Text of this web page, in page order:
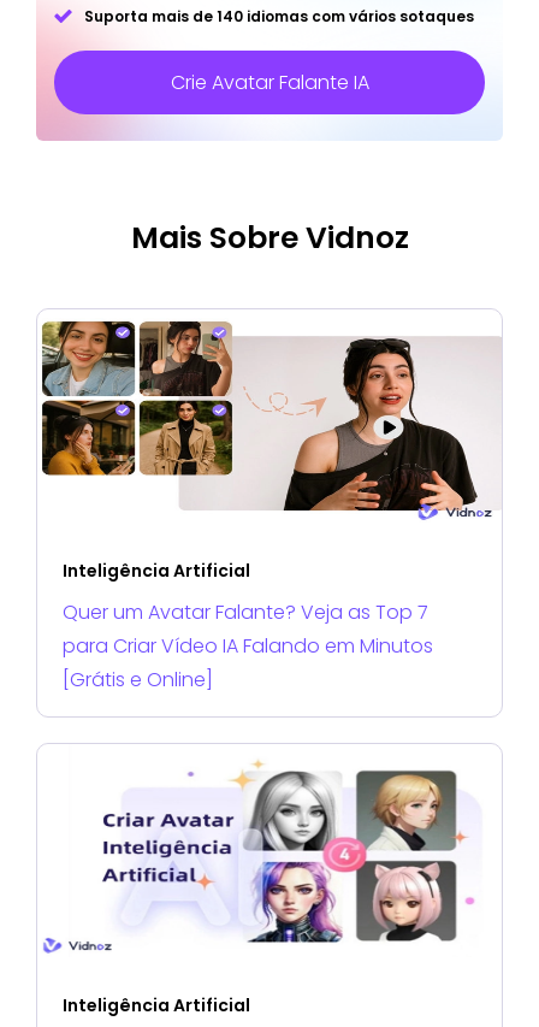
Suporta mais de 140 idiomas com vários sotaques
Crie Avatar Falante IA
Mais Sobre Vidnoz
Inteligência Artificial
Quer um Avatar Falante? Veja as Top 7
para Criar Vídeo IA Falando em Minutos
[Grátis e Online]
Inteligência Artificial